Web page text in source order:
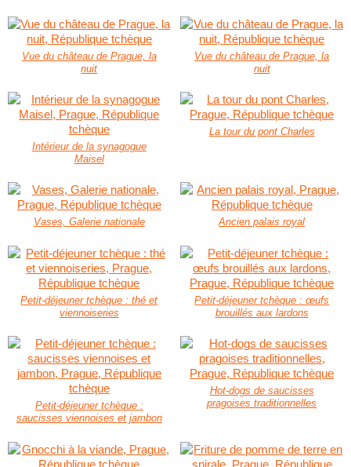
Vue du château de Prague, la
nuit
Vue du château de Prague, la
nuit
Intérieur de la synagogue
Maisel
La tour du pont Charles
Vases, Galerie nationale Ancien palais royal
Petit-déjeuner tchèque : thé et
viennoiseries
Petit-déjeuner tchèque : œufs
brouillés aux lardons
Petit-déjeuner tchèque :
saucisses viennoises et jambon
Hot-dogs de saucisses
pragoises traditionnelles